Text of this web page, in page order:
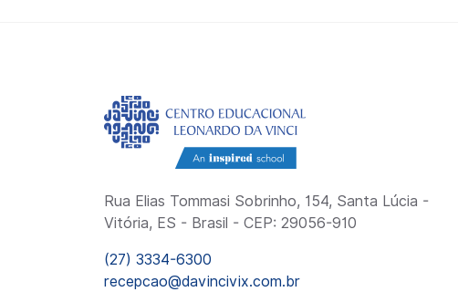
Rua Elias Tommasi Sobrinho, 154, Santa Lúcia -
Vitória, ES - Brasil - CEP: 29056-910
(27) 3334-6300
recepcao@davincivix.com.br